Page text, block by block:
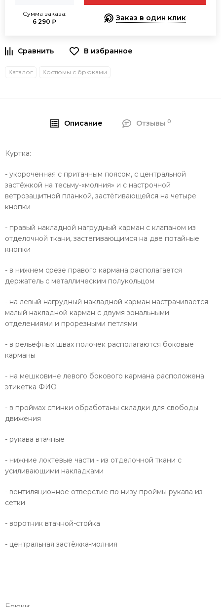
Сумма заказа:
6 290 ₽
Заказ в один клик
В избранное
Каталог Костюмы с брюками
Описание Отзывы 0
Куртка:
- укороченная с притачным поясом, с центральной
застёжкой на тесьму-«молния» и с настрочной
ветрозащитной планкой, застёгивающейся на четыре
кнопки
- правый накладной нагрудный карман с клапаном из
отделочной ткани, застегивающимся на две потайные
кнопки
- в нижнем срезе правого кармана располагается
держатель с металлическим полукольцом
- на левый нагрудный накладной карман настрачивается
малый накладной карман с двумя зональными
отделениями и прорезными петлями
- в рельефных швах полочек располагаются боковые
карманы
- на мешковине левого бокового кармана расположена
этикетка ФИО
- в проймах спинки обработаны складки для свободы
движения
- рукава втачные
- нижние локтевые части - из отделочной ткани с
усиливающими накладками
- вентиляционное отверстие по низу проймы рукава из
сетки
- воротник втачной-стойка
- центральная застёжка-молния